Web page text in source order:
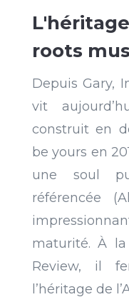
roots
Depuis Gary,
vit
construit en
be yours en
une soul
référencée
maturité. À
Review, il
l’héritage de